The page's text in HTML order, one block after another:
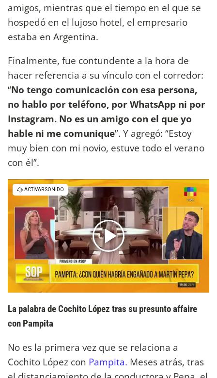
amigos, mientras que el tiempo en el que se
hospedó en el lujoso hotel, el empresario
estaba en Argentina.
Finalmente, fue contundente a la hora de
hacer referencia a su vínculo con el corredor:
“No tengo comunicación con esa persona,
no hablo por teléfono, por WhatsApp ni por
Instagram. No es un amigo con el que yo
hable ni me comunique”. Y agregó: “Estoy
muy bien con mi novio, estuve todo el verano
con él”.
La palabra de Cochito López tras su presunto affaire
con Pampita
No es la primera vez que se relaciona a
Cochito López con Pampita. Meses atrás, tras